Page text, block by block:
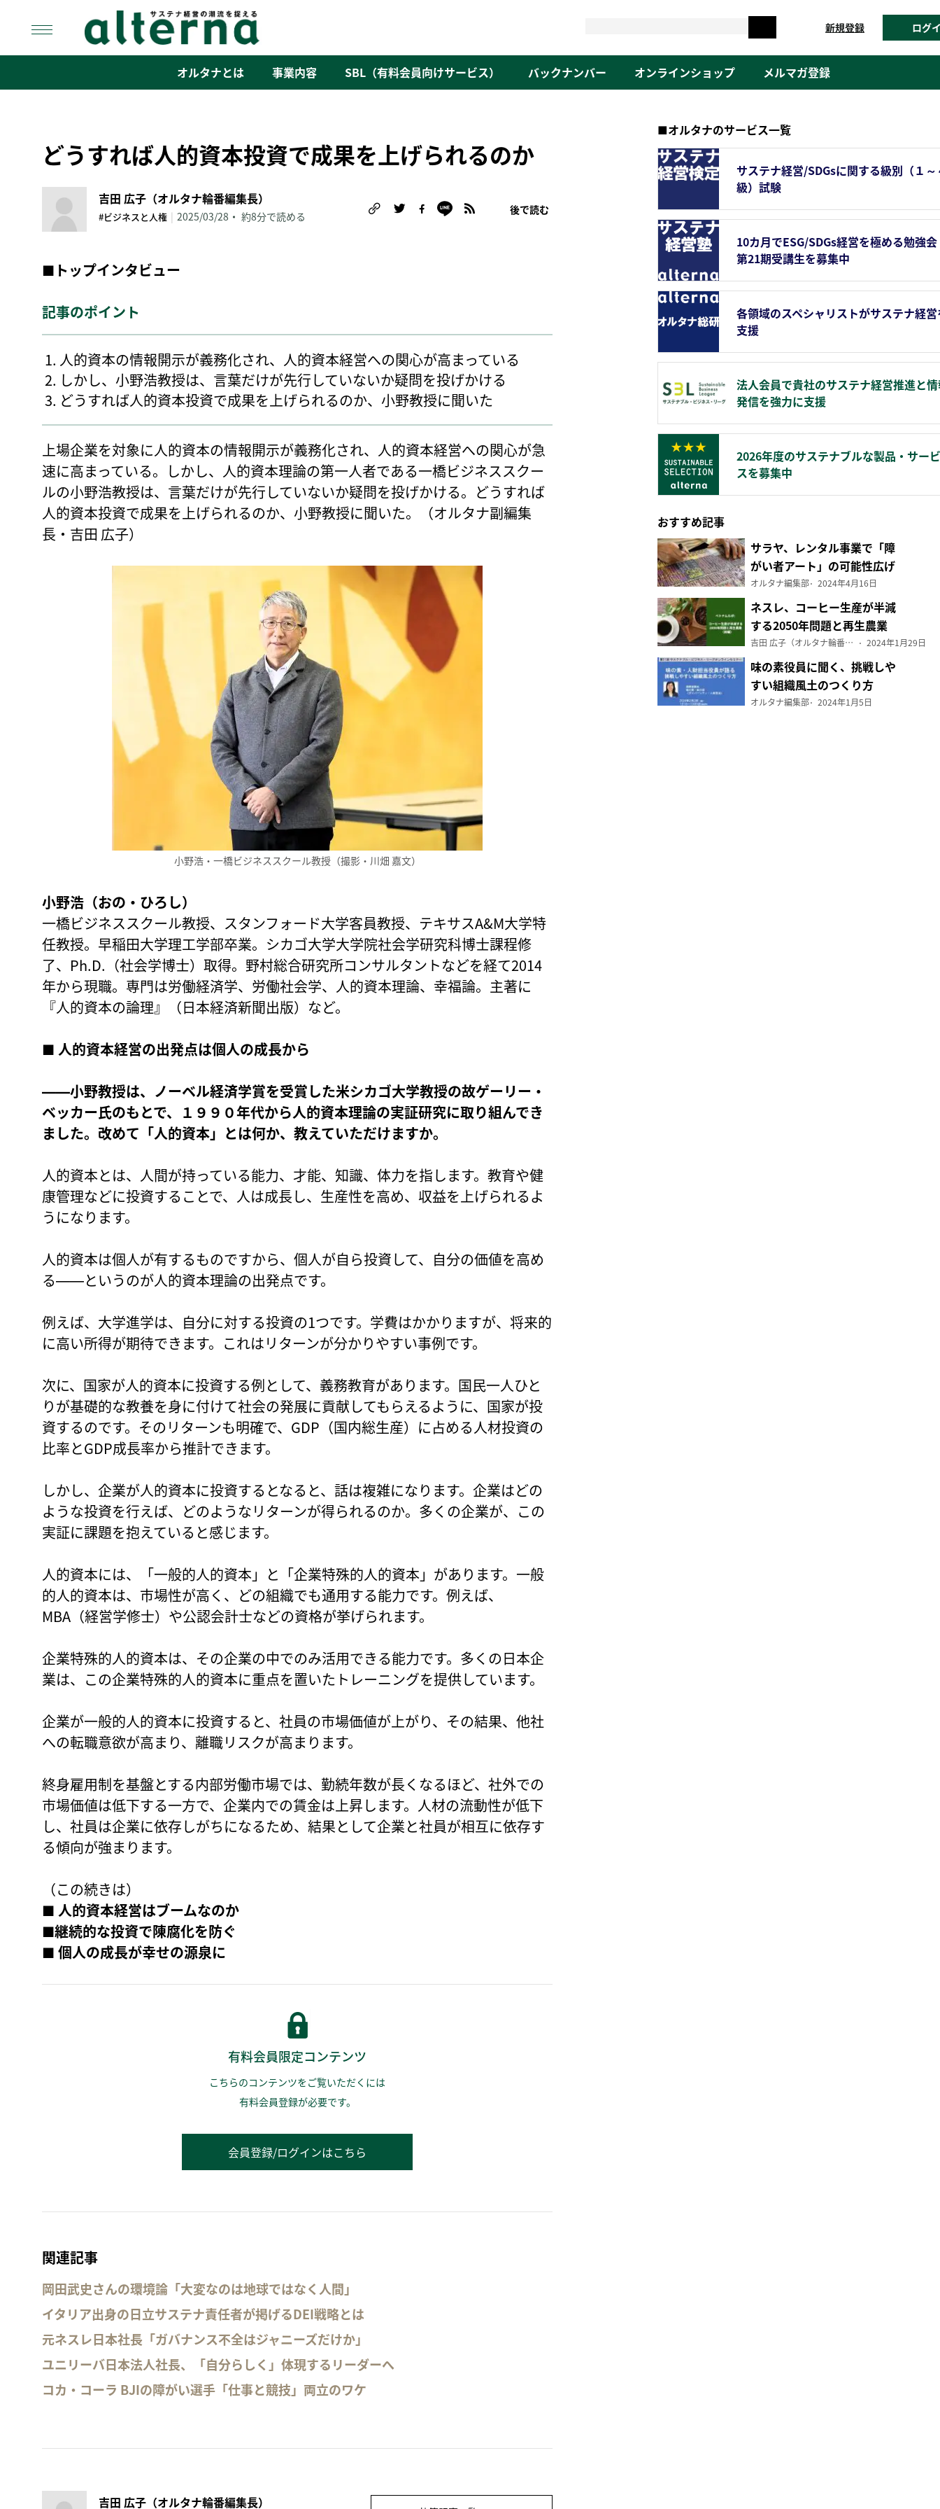
content
新規登録 ログ
オルタナとは 事業内容 SBL（有料会員向けサービス） バックナンバー オンラインショップ メルマガ登録
どうすれば人的資本投資で成果を上げられるのか
吉田 広子（オルタナ輪番編集長）
#ビジネスと人権 | 2025/03/28 約8分で読める
後で読む
■ トップインタビュー
記事のポイント
人的資本の情報開示が義務化され、人的資本経営への関心が高まっている
しかし、小野浩教授は、言葉だけが先行していないか疑問を投げかける
どうすれば人的資本投資で成果を上げられるのか、小野教授に聞いた
上場企業を対象に人的資本の情報開示が義務化され、人的資本経営への関心が急
速に高まっている。しかし、人的資本理論の第一人者である一橋ビジネススクー
ルの小野浩教授は、言葉だけが先行していないか疑問を投げかける。どうすれば
人的資本投資で成果を上げられるのか、小野教授に聞いた。（オルタナ副編集
長・吉田 広子）
小野浩・一橋ビジネススクール教授（撮影・川畑 嘉文）
小野浩（おの・ひろし）
一橋ビジネススクール教授、スタンフォード大学客員教授、テキサスA&M大学特
任教授。早稲田大学理工学部卒業。シカゴ大学大学院社会学研究科博士課程修
了、Ph.D.（社会学博士）取得。野村総合研究所コンサルタントなどを経て2014
年から現職。専門は労働経済学、労働社会学、人的資本理論、幸福論。主著に
『人的資本の論理』（日本経済新聞出版）など。
■ 人的資本経営の出発点は個人の成長から
――小野教授は、ノーベル経済学賞を受賞した米シカゴ大学教授の故ゲーリー・
ベッカー氏のもとで、１９９０年代から人的資本理論の実証研究に取り組んでき
ました。改めて「人的資本」とは何か、教えていただけますか。
人的資本とは、人間が持っている能力、才能、知識、体力を指します。教育や健
康管理などに投資することで、人は成長し、生産性を高め、収益を上げられるよ
うになります。
人的資本は個人が有するものですから、個人が自ら投資して、自分の価値を高め
る――というのが人的資本理論の出発点です。
例えば、大学進学は、自分に対する投資の1つです。学費はかかりますが、将来的
に高い所得が期待できます。これはリターンが分かりやすい事例です。
次に、国家が人的資本に投資する例として、義務教育があります。国民一人ひと
りが基礎的な教養を身に付けて社会の発展に貢献してもらえるように、国家が投
資するのです。そのリターンも明確で、GDP（国内総生産）に占める人材投資の
比率とGDP成長率から推計できます。
しかし、企業が人的資本に投資するとなると、話は複雑になります。企業はどの
ような投資を行えば、どのようなリターンが得られるのか。多くの企業が、この
実証に課題を抱えていると感じます。
人的資本には、「一般的人的資本」と「企業特殊的人的資本」があります。一般
的人的資本は、市場性が高く、どの組織でも通用する能力です。例えば、
MBA（経営学修士）や公認会計士などの資格が挙げられます。
企業特殊的人的資本は、その企業の中でのみ活用できる能力です。多くの日本企
業は、この企業特殊的人的資本に重点を置いたトレーニングを提供しています。
企業が一般的人的資本に投資すると、社員の市場価値が上がり、その結果、他社
への転職意欲が高まり、離職リスクが高まります。
終身雇用制を基盤とする内部労働市場では、勤続年数が長くなるほど、社外での
市場価値は低下する一方で、企業内での賃金は上昇します。人材の流動性が低下
し、社員は企業に依存しがちになるため、結果として企業と社員が相互に依存す
る傾向が強まります。
（この続きは）
■ 人的資本経営はブームなのか
■継続的な投資で陳腐化を防ぐ
■ 個人の成長が幸せの源泉に
有料会員限定コンテンツ
こちらのコンテンツをご覧いただくには
有料会員登録が必要です。
会員登録/ログインはこちら
関連記事
岡田武史さんの環境論「大変なのは地球ではなく人間」
イタリア出身の日立サステナ責任者が掲げるDEI戦略とは
元ネスレ日本社長「ガバナンス不全はジャニーズだけか」
ユニリーバ日本法人社長、「自分らしく」体現するリーダーへ
コカ・コーラ BJIの障がい選手「仕事と競技」両立のワケ
吉田 広子（オルタナ輪番編集長）
■オルタナのサービス一覧
サステナ経営/SDGsに関する級別（１～
級）試験
10カ月でESG/SDGs経営を極める勉強
第21期受講生を募集中
各領域のスペシャリストがサステナ経
支援
法人会員で貴社のサステナ経営推進と
発信を強力に支援
2026年度のサステナブルな製品・サービ
スを募集中
おすすめ記事
サラヤ、レンタル事業で「障
がい者アート」の可能性広げ
る
オルタナ編集部 2024年4月16日
ネスレ、コーヒー生産が半減
する2050年問題と再生農業
（前編）
吉田 広子（オルタナ輪番編集長） 2024年1月29日
味の素役員に聞く、挑戦しや
すい組織風土のつくり方
オルタナ編集部 2024年1月5日